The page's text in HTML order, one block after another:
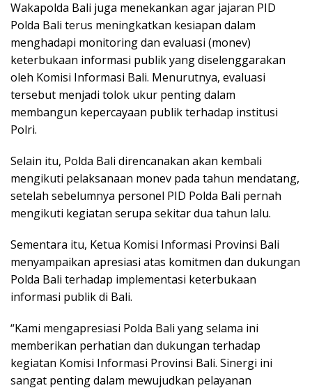
Wakapolda Bali juga menekankan agar jajaran PID
Polda Bali terus meningkatkan kesiapan dalam
menghadapi monitoring dan evaluasi (monev)
keterbukaan informasi publik yang diselenggarakan
oleh Komisi Informasi Bali. Menurutnya, evaluasi
tersebut menjadi tolok ukur penting dalam
membangun kepercayaan publik terhadap institusi
Polri.
Selain itu, Polda Bali direncanakan akan kembali
mengikuti pelaksanaan monev pada tahun mendatang,
setelah sebelumnya personel PID Polda Bali pernah
mengikuti kegiatan serupa sekitar dua tahun lalu.
Sementara itu, Ketua Komisi Informasi Provinsi Bali
menyampaikan apresiasi atas komitmen dan dukungan
Polda Bali terhadap implementasi keterbukaan
informasi publik di Bali.
“Kami mengapresiasi Polda Bali yang selama ini
memberikan perhatian dan dukungan terhadap
kegiatan Komisi Informasi Provinsi Bali. Sinergi ini
sangat penting dalam mewujudkan pelayanan